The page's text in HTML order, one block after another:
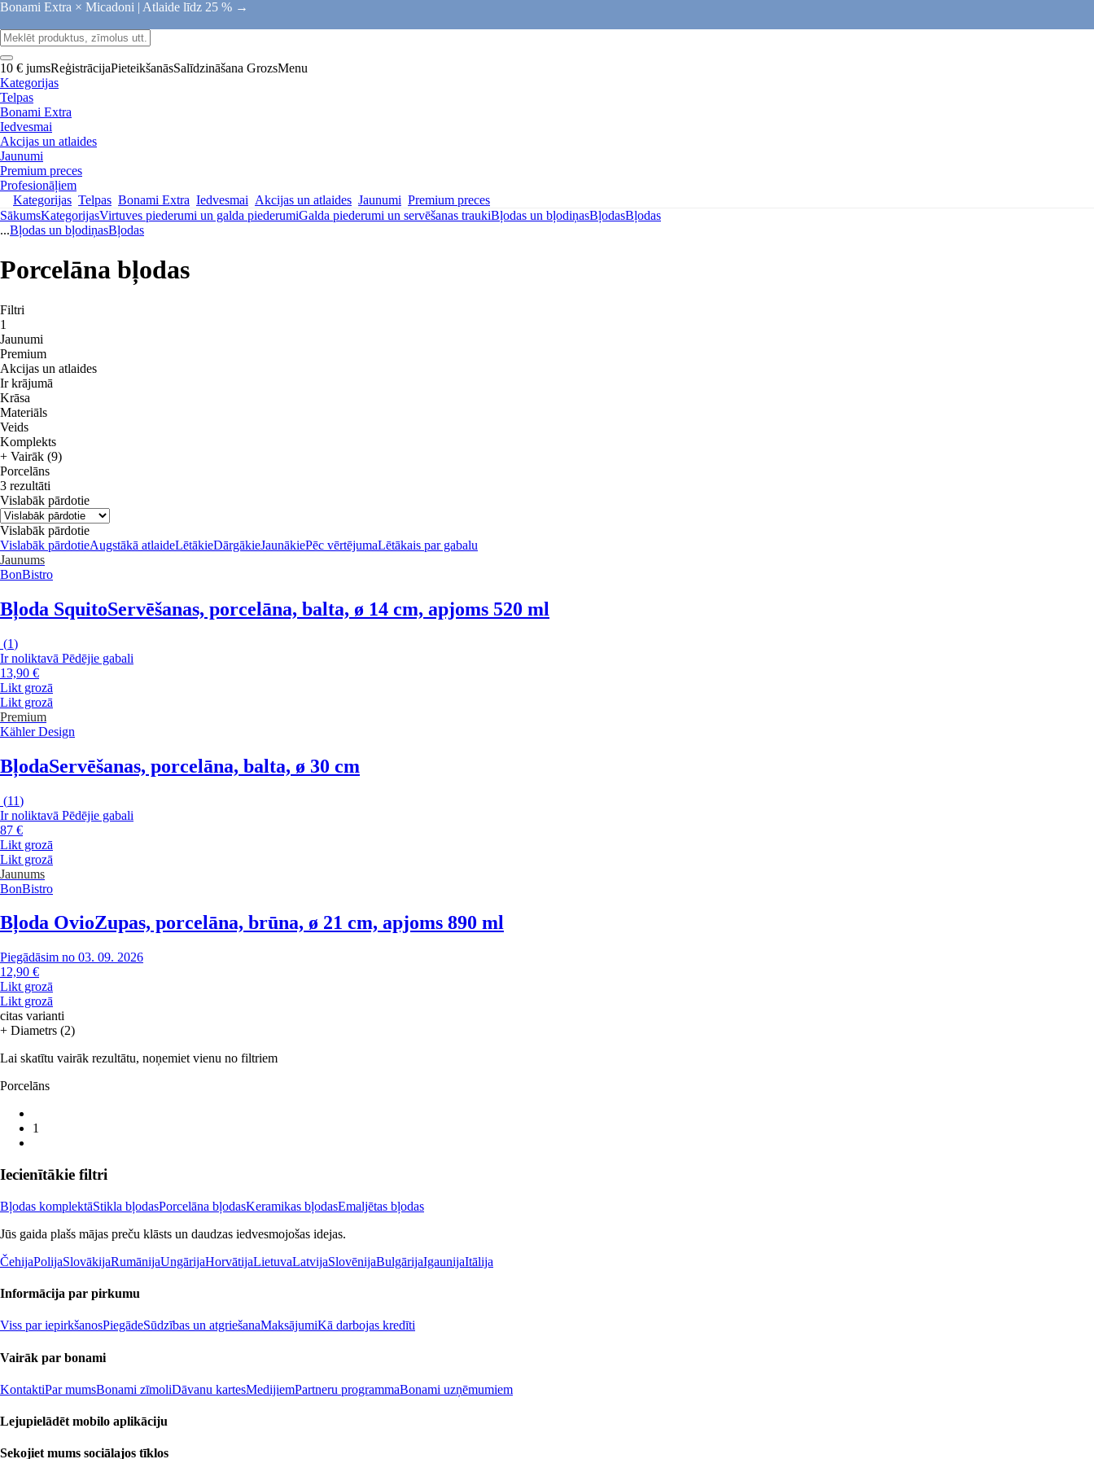
Bonami Extra × Micadoni | Atlaide līdz 25 % →
10 € jumsReģistrācijaPieteikšanāsSalīdzināšana GrozsMenu
Kategorijas
Telpas
Bonami Extra
Iedvesmai
Akcijas un atlaides
Jaunumi
Premium preces
Profesionāļiem
Kategorijas Telpas Bonami Extra Iedvesmai Akcijas un atlaides Jaunumi Premium preces
SākumsKategorijasVirtuves piederumi un galda piederumiGalda piederumi un servēšanas traukiBļodas un bļodiņasBļodasBļodas
...Bļodas un bļodiņasBļodas
Porcelāna bļodas
Filtri
1
Jaunumi
Premium
Akcijas un atlaides
Ir krājumā
Krāsa
Materiāls
Veids
Komplekts
+ Vairāk (9)
Porcelāns
3 rezultāti
Vislabāk pārdotie
Vislabāk pārdotie
Vislabāk pārdotieAugstākā atlaideLētākieDārgākieJaunākiePēc vērtējumaLētākais par gabalu
Jaunums
BonBistro
Bļoda SquitoServēšanas, porcelāna, balta, ø 14 cm, apjoms 520 ml
(1)
Ir noliktavā Pēdējie gabali
13,90 €
Likt grozā
Likt grozā
Premium
Kähler Design
BļodaServēšanas, porcelāna, balta, ø 30 cm
(11)
Ir noliktavā Pēdējie gabali
87 €
Likt grozā
Likt grozā
Jaunums
BonBistro
Bļoda OvioZupas, porcelāna, brūna, ø 21 cm, apjoms 890 ml
Piegādāsim no 03. 09. 2026
12,90 €
Likt grozā
Likt grozā
citas varianti
+ Diametrs (2)
Lai skatītu vairāk rezultātu, noņemiet vienu no filtriem
Porcelāns
1
Iecienītākie filtri
Bļodas komplektāStikla bļodasPorcelāna bļodasKeramikas bļodasEmaljētas bļodas
Jūs gaida plašs mājas preču klāsts un daudzas iedvesmojošas idejas.
ČehijaPolijaSlovākijaRumānijaUngārijaHorvātijaLietuvaLatvijaSlovēnijaBulgārijaIgaunijaItālija
Informācija par pirkumu
Viss par iepirkšanosPiegādeSūdzības un atgriešanaMaksājumiKā darbojas kredīti
Vairāk par bonami
KontaktiPar mumsBonami zīmoliDāvanu kartesMedijiemPartneru programmaBonami uzņēmumiem
Lejupielādēt mobilo aplikāciju
Sekojiet mums sociālajos tīklos